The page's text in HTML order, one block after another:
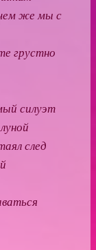
же мы с
грустно
силуэт
след